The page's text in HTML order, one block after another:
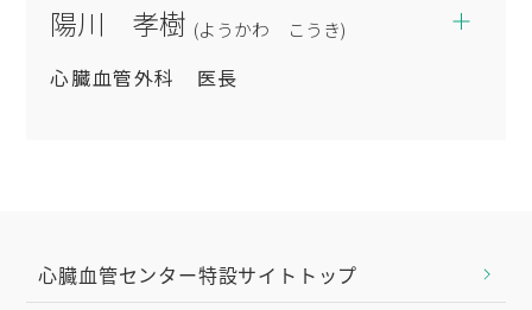
部ステントグラフト指導医（TAG/Relay/TX-
日本ステントグラフト実施基準管理委員会腹
部ステントグラフト実施医（TREO）
浅大腿動脈ステントグラフト実施基準管理委
日本脈管学会脈管専門医・指導医
陽川 孝樹 (ようかわ こうき)
心臓血管外科 医長
学会専門医・認定医
心臓血管センター特設サイトトップ